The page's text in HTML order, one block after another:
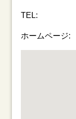
TEL:
ホームページ: